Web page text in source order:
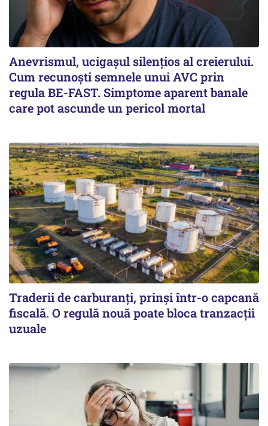
Anevrismul, ucigașul silențios al creierului.
Cum recunoști semnele unui AVC prin
regula BE-FAST. Simptome aparent banale
care pot ascunde un pericol mortal
Traderii de carburanți, prinși într-o capcană
fiscală. O regulă nouă poate bloca tranzacții
uzuale